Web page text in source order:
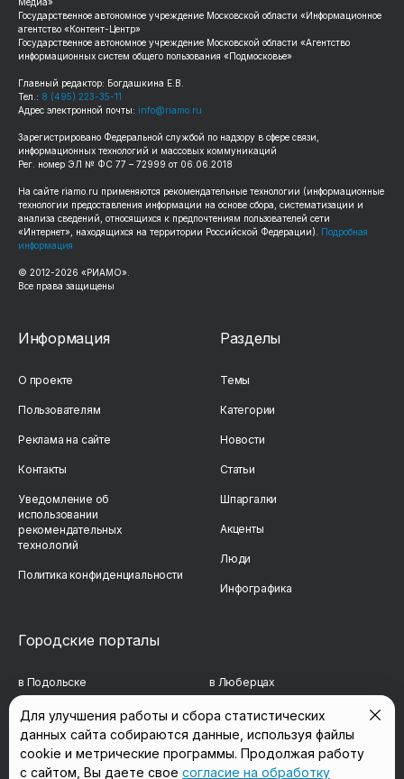
Государственное автономное учреждение Московской области «Информационное
агентство «Контент-Центр»
Государственное автономное учреждение Московской области «Агентство
информационных систем общего пользования «Подмосковье»
Главный редактор: Богдашкина Е.В.
Тел.: 8 (495) 223-35-11
Адрес электронной почты: info@riamo.ru
Зарегистрировано Федеральной службой по надзору в сфере связи,
информационных технологий и массовых коммуникаций
Рег. номер ЭЛ № ФС 77 – 72999 от 06.06.2018
На сайте riamo.ru применяются рекомендательные технологии (информационные
технологии предоставления информации на основе сбора, систематизации и
анализа сведений, относящихся к предпочтениям пользователей сети
«Интернет», находящихся на территории Российской Федерации).
Подробная
информация
© 2012-2026 «РИАМО».
Все права защищены
Информация
О проекте
Пользователям
Реклама на сайте
Контакты
Уведомление об
использовании
рекомендательных
технологий
Политика конфиденциальности
Разделы
Темы
Категории
Новости
Статьи
Шпаргалки
Акценты
Люди
Инфографика
Городские порталы
в Подольске в Люберцах
в Мытищах в Красногорске
в Реутове в Королёве
в Балашихе в Домодедово
Для улучшения работы и сбора статистических
данных сайта собираются данные, используя файлы
cookie и метрические программы. Продолжая работу
с сайтом, Вы даете свое согласие на обработку